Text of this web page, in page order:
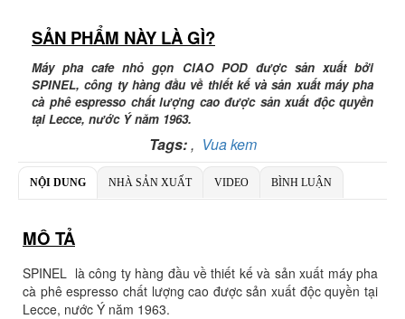
Chi nhánh:
Chi nhánh VBbank Hà Nội
Chủ TK:
Nguyễn Văn Tuấn
Số TK:
222 899 001
Ngân hàng Ngoại thương Việt Nam
Chi nhánh:
Chi nhánh Vietcombank Hà Nội
Chủ TK:
Nguyễn Văn Tuấn
Số TK:
1986 883 888
SẢN PHẨM NÀY LÀ GÌ?
Máy pha cafe nhỏ gọn CIAO POD được sản xuất bởi
SPINEL, công ty hàng đầu về thiết kế và sản xuất máy pha
cà phê espresso chất lượng cao được sản xuất độc quyền
tại Lecce, nước Ý năm 1963.
Tags:, Vua kem
NỘI DUNG NHÀ SẢN XUẤT VIDEO BÌNH LUẬN
MÔ TẢ
SPINEL là công ty hàng đầu về thiết kế và sản xuất máy pha
cà phê espresso chất lượng cao được sản xuất độc quyền tại
Lecce, nước Ý năm 1963.